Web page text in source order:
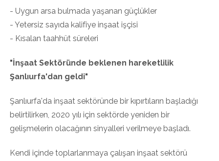
- Uygun arsa bulmada yaşanan güçlükler
- Yetersiz sayıda kalifiye inşaat işçisi
- Kısalan taahhüt süreleri
"İnşaat Sektöründe beklenen hareketlilik
Şanlıurfa'dan geldi"
Şanlıurfa'da inşaat sektöründe bir kıpırtıların başladığı
belirtilirken, 2020 yılı için sektörde yeniden bir
gelişmelerin olacağının sinyalleri verilmeye başladı.
Kendi içinde toplarlanmaya çalışan inşaat sektörü